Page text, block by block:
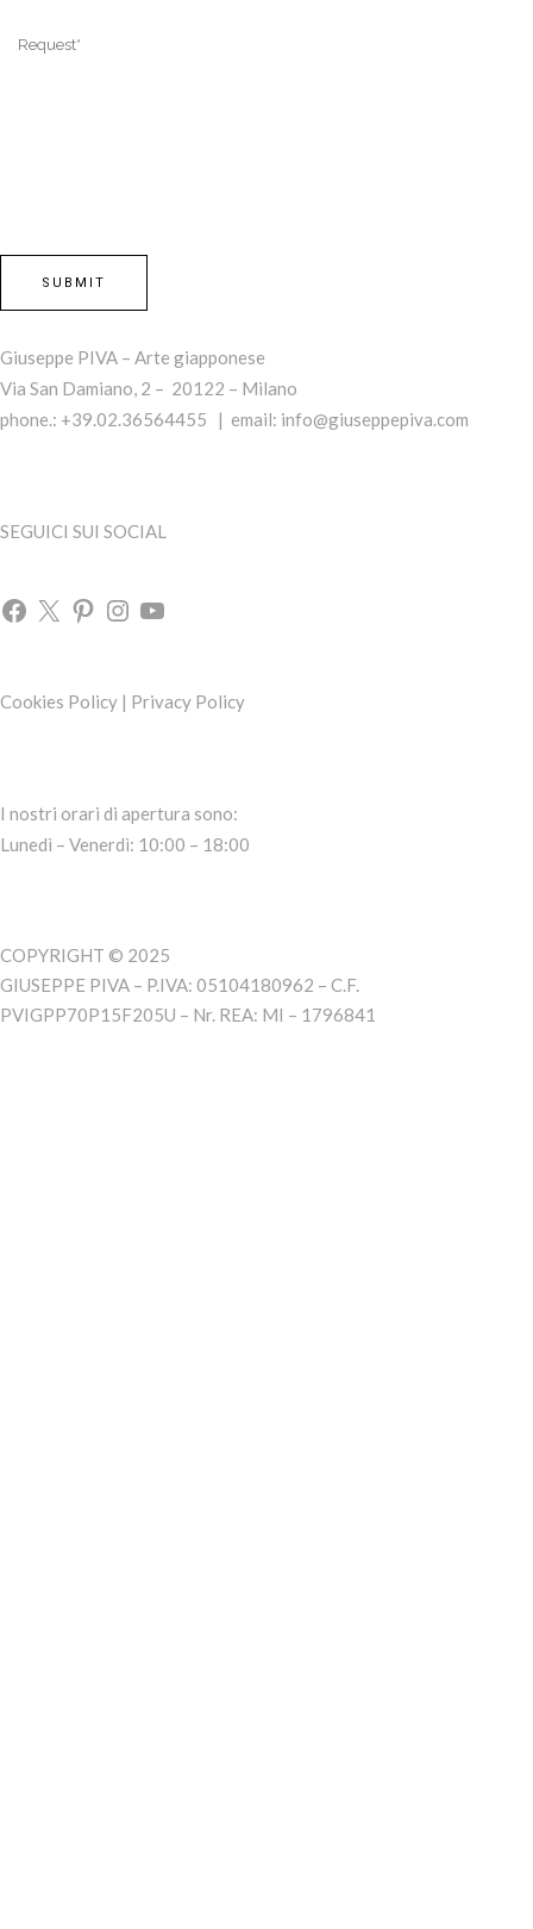
Giuseppe PIVA – Arte giapponese
Via San Damiano, 2 – 20122 – Milano
phone.: +39.02.36564455 | email: info@giuseppepiva.com
SEGUICI SUI SOCIAL
Cookies Policy | Privacy Policy
I nostri orari di apertura sono:
Lunedì – Venerdì: 10:00 – 18:00
COPYRIGHT © 2025
GIUSEPPE PIVA – P.IVA: 05104180962 – C.F.
PVIGPP70P15F205U – Nr. REA: MI – 1796841